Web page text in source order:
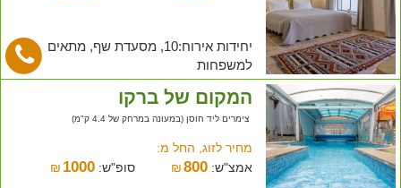
יחידות אירוח:10, מסעדת שף, מתאים
למשפחות
המקום של ברקו
צימרים ליד חוסן (במעונה במרחק של 4.4 ק"מ)
מחיר לזוג, החל מ:
אמצ"ש:
₪800 סופ"ש: ₪ 1000